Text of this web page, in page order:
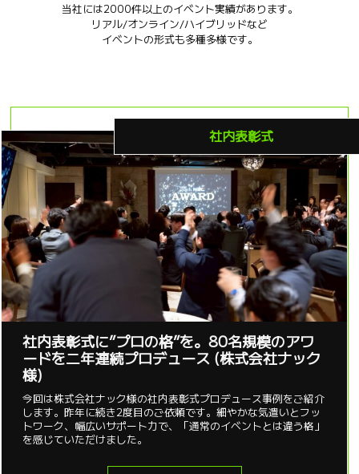
当社には2000件以上のイベント実績があります。
リアル/オンライン/ハイブリッドなど
イベントの形式も多種多様です。
社内表彰式
社内表彰式に”プロの格”を。80名規模のアワ
ードを二年連続プロデュース (株式会社ナック
様)
今回は株式会社ナック様の社内表彰式プロデュース事例をご紹介
します。昨年に続き2度目のご依頼です。細やかな気遣いとフッ
トワーク、幅広いサポート力で、「通常のイベントとは違う格」
を感じていただけました。